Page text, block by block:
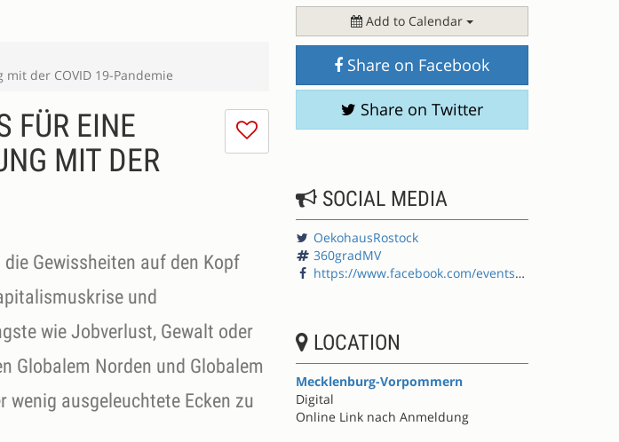
der COVID 19-Pandemie
I
don't
session
FÜR EINE
MIT DER
Gewissheiten auf den Kopf
und
wie Jobverlust, Gewalt oder
Globalem Norden und Globalem
wenig ausgeleuchtete Ecken zu
Add to Calendar
Share on Facebook
Share on Twitter
SOCIAL MEDIA
OekohausRostock
360gradMV
https://www.facebook.com/events/301277644465052/
LOCATION
Mecklenburg-Vorpommern
Digital
Online Link nach Anmeldung